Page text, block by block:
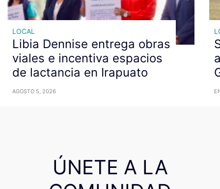
LOCAL
Libia Dennise entrega obras
viales e incentiva espacios
de lactancia en Irapuato
AGOSTO 5, 2026
ÚNETE A LA